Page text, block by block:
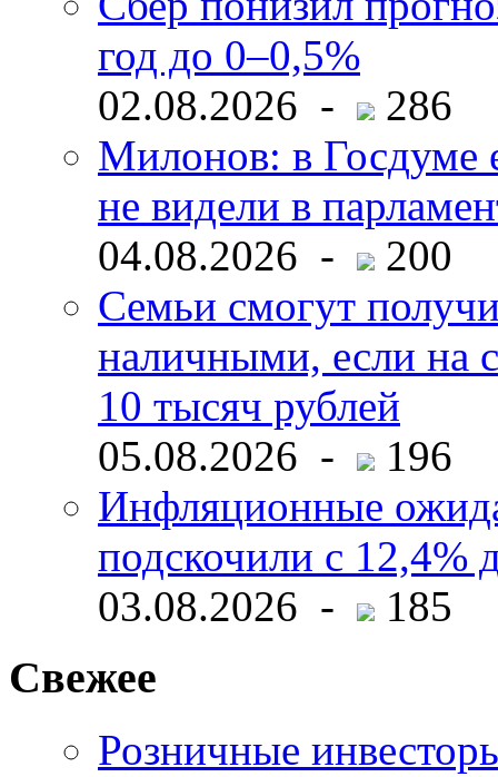
год до 0–0,5%
02.08.2026 -
286
Милонов: в Госдуме
не видели в
04.08.2026 -
200
Семьи смогут
наличными, если на
10 тысяч рублей
05.08.2026 -
196
Инфляционные
подскочили с 12,4%
03.08.2026 -
185
Свежее
Розничные